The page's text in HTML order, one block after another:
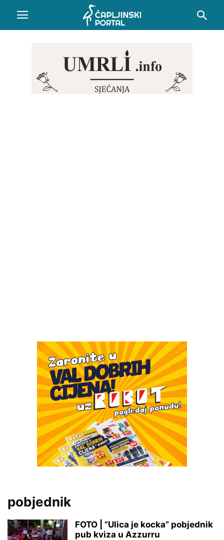
pobjednik
FOTO | ”Ulica je kocka” pobjednik
pub kviza u Azzurru